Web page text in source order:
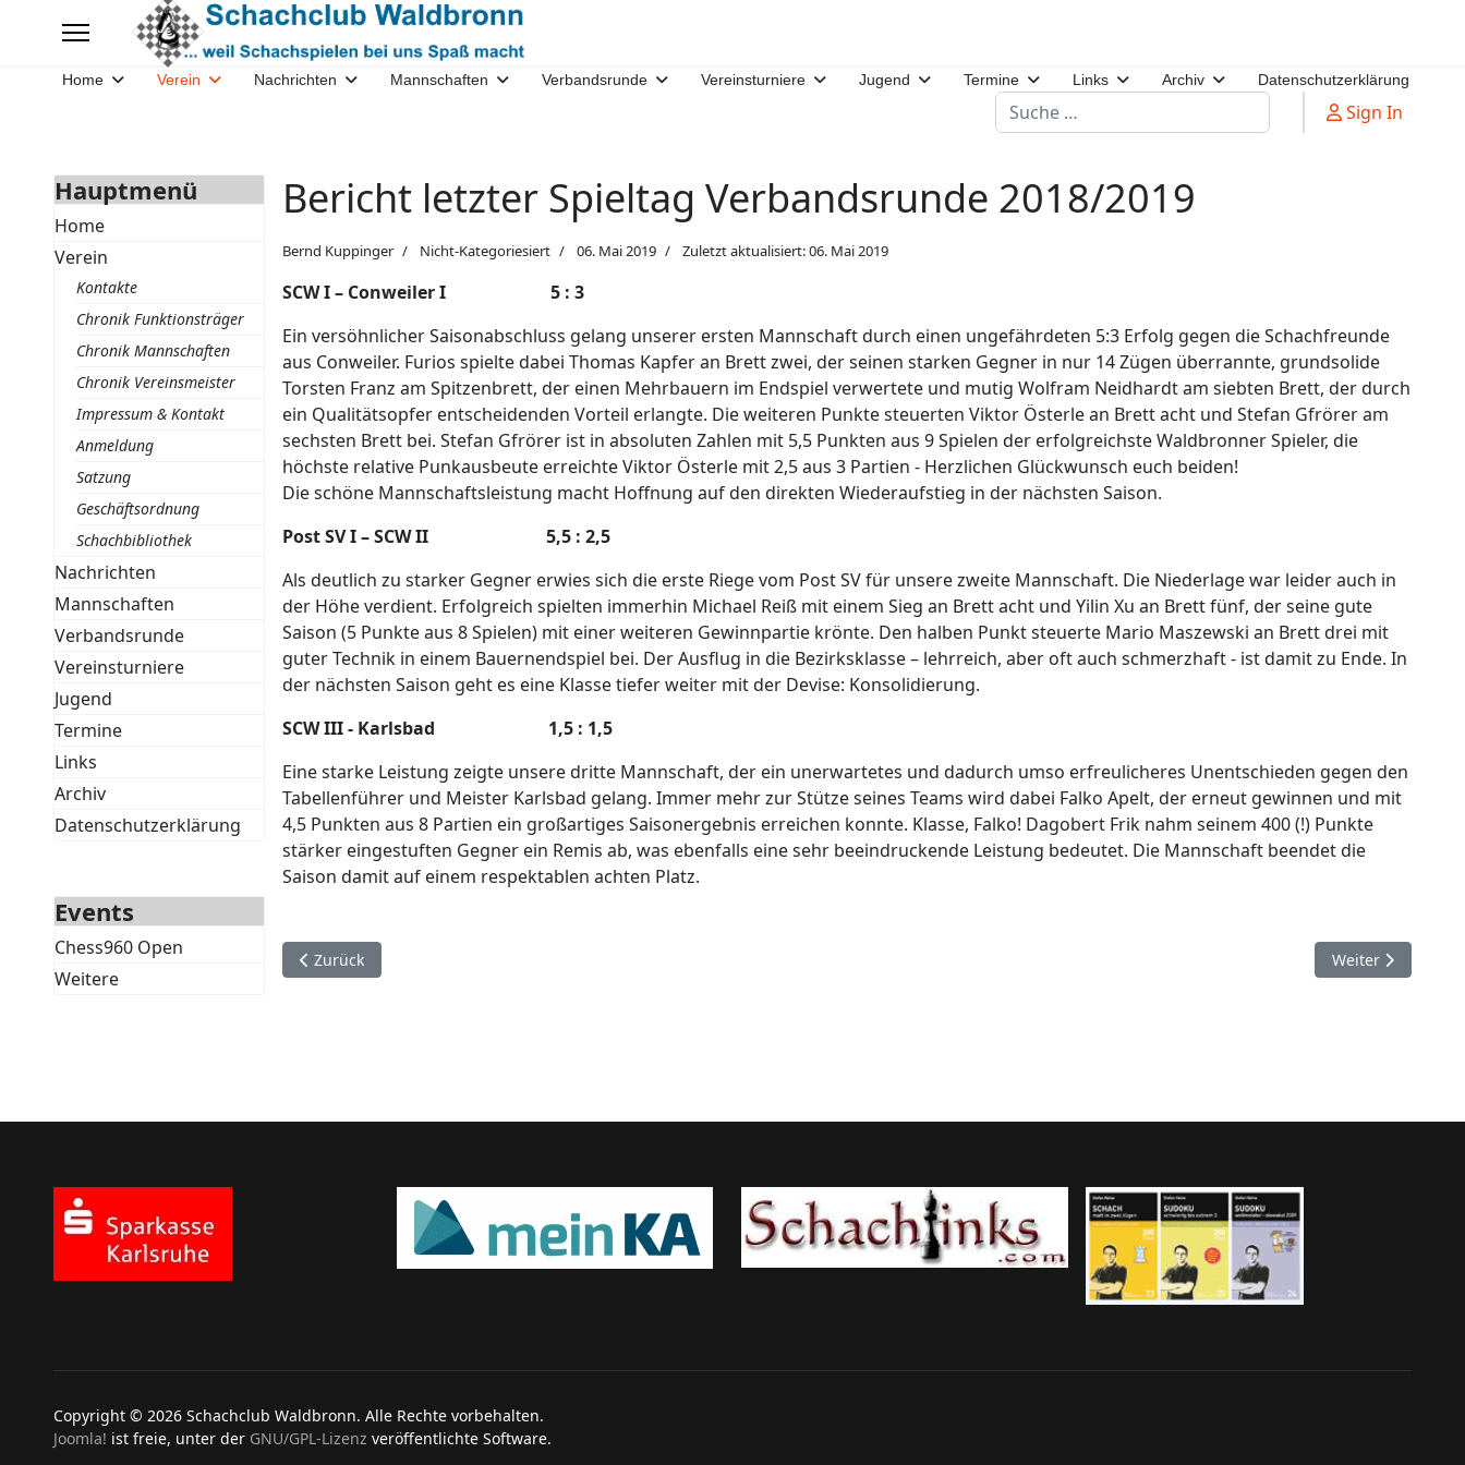
Home Verein Nachrichten Mannschaften Verbandsrunde Vereinsturniere Jugend Termine Links Archiv Datenschutzerklärung
Suchen Sign In
Hauptmenü
Home
Verein
Kontakte
Chronik Funktionsträger
Chronik Mannschaften
Chronik Vereinsmeister
Impressum & Kontakt
Anmeldung
Satzung
Geschäftsordnung
Schachbibliothek
Nachrichten
Mannschaften
Verbandsrunde
Vereinsturniere
Jugend
Termine
Links
Archiv
Datenschutzerklärung
Events
Chess960 Open
Weitere
Bericht letzter Spieltag Verbandsrunde 2018/2019
Bernd Kuppinger Nicht-Kategoriesiert 06. Mai 2019 Zuletzt aktualisiert: 06. Mai 2019
SCW I – Conweiler I 5 : 3
Ein versöhnlicher Saisonabschluss gelang unserer ersten Mannschaft durch einen ungefährdeten 5:3 Erfolg gegen die Schachfreunde
aus Conweiler. Furios spielte dabei Thomas Kapfer an Brett zwei, der seinen starken Gegner in nur 14 Zügen überrannte, grundsolide
Torsten Franz am Spitzenbrett, der einen Mehrbauern im Endspiel verwertete und mutig Wolfram Neidhardt am siebten Brett, der durch
ein Qualitätsopfer entscheidenden Vorteil erlangte. Die weiteren Punkte steuerten Viktor Österle an Brett acht und Stefan Gfrörer am
sechsten Brett bei. Stefan Gfrörer ist in absoluten Zahlen mit 5,5 Punkten aus 9 Spielen der erfolgreichste Waldbronner Spieler, die
höchste relative Punkausbeute erreichte Viktor Österle mit 2,5 aus 3 Partien - Herzlichen Glückwunsch euch beiden!
Die schöne Mannschaftsleistung macht Hoffnung auf den direkten Wiederaufstieg in der nächsten Saison.
Post SV I – SCW II 5,5 : 2,5
Als deutlich zu starker Gegner erwies sich die erste Riege vom Post SV für unsere zweite Mannschaft. Die Niederlage war leider auch in
der Höhe verdient. Erfolgreich spielten immerhin Michael Reiß mit einem Sieg an Brett acht und Yilin Xu an Brett fünf, der seine gute
Saison (5 Punkte aus 8 Spielen) mit einer weiteren Gewinnpartie krönte. Den halben Punkt steuerte Mario Maszewski an Brett drei mit
guter Technik in einem Bauernendspiel bei. Der Ausflug in die Bezirksklasse – lehrreich, aber oft auch schmerzhaft - ist damit zu Ende. In
der nächsten Saison geht es eine Klasse tiefer weiter mit der Devise: Konsolidierung.
SCW III - Karlsbad 1,5 : 1,5
Eine starke Leistung zeigte unsere dritte Mannschaft, der ein unerwartetes und dadurch umso erfreulicheres Unentschieden gegen den
Tabellenführer und Meister Karlsbad gelang. Immer mehr zur Stütze seines Teams wird dabei Falko Apelt, der erneut gewinnen und mit
4,5 Punkten aus 8 Partien ein großartiges Saisonergebnis erreichen konnte. Klasse, Falko! Dagobert Frik nahm seinem 400 (!) Punkte
stärker eingestuften Gegner ein Remis ab, was ebenfalls eine sehr beeindruckende Leistung bedeutet. Die Mannschaft beendet die
Saison damit auf einem respektablen achten Platz.
Vorheriger Beitrag: Aktuelle Geschäftsordnung
Zurück Nächster
Weiter
Copyright © 2026 Schachclub Waldbronn. Alle Rechte vorbehalten.
Joomla! ist freie, unter der GNU/GPL-Lizenz veröffentlichte Software.